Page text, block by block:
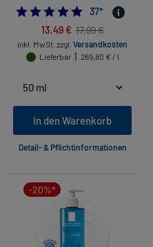
37*
13,49 € 17,99 €
inkl. MwSt. zzgl. Versandkosten
Lieferbar
269,80 € / l
In den Warenkorb
Detail- & Pflichtinformationen
-20%*